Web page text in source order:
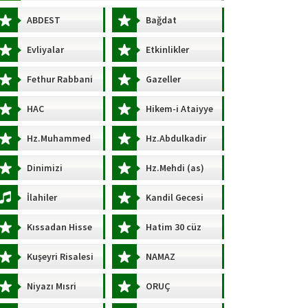
ABDEST Bağdat
Evliyalar Etkinlikler
Fethur Rabbani Gazeller
HAC Hikem-i Ataiyye
Hz.Muhammed
Hz.Abdulkadir
Geylani (k.s)
Dinimizi
Hz.Mehdi (as)
İlahiler Kandil Gecesi
Kıssadan Hisse Hatim 30 cüz
Kuşeyri Risalesi NAMAZ
Niyazı Mısri ORUÇ